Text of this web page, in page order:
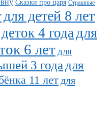
Сказки про царя Страшные
для детей 8 лет
4 года для
6 лет для
3 года для
11 лет для